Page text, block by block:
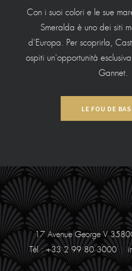
Con i suoi colori e le sue
Smeralda è uno dei siti
d'Europa. Per scoprirla,
ospiti un'opportunità
Gannet.
LE FOU DE
17 Avenue George V
Tél : +33 2 99 80 3000 |